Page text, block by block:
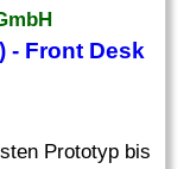
- Front Desk
Prototyp bis